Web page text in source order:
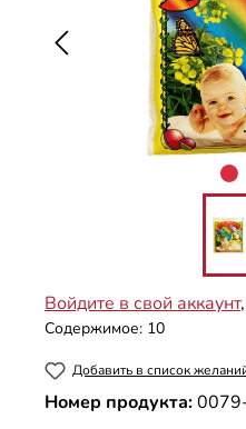
Войдите в свой аккаунт
Содержимое: 10
Добавить в список
Номер продукта: